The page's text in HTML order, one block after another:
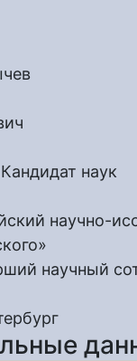
Кандидат наук
научно-
научный